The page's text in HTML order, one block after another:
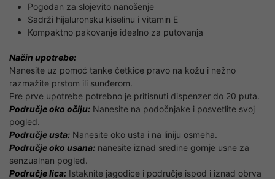
Pogodan za slojevito nanošenje
Sadrži hijaluronsku kiselinu i vitamin E
Kompaktno pakovanje idealno za putovanja
Način upotrebe:
Nanesite uz pomoć tanke četkice pravo na kožu i nežno
razmažite prstom ili sunđerom.
Pre prve upotrebe potrebno je pritisnuti dispenzer do 20 puta.
Područje oko očiju: Nanesite na podočnjake i posvetlite svoj
pogled.
Područje usta: Nanesite oko usta i na liniju osmeha.
Područje oko usana: nanesite iznad sredine gornje usne za
senzualnan pogled.
Područje lica: Istaknite jagodice i područje ispod i iznad obrva